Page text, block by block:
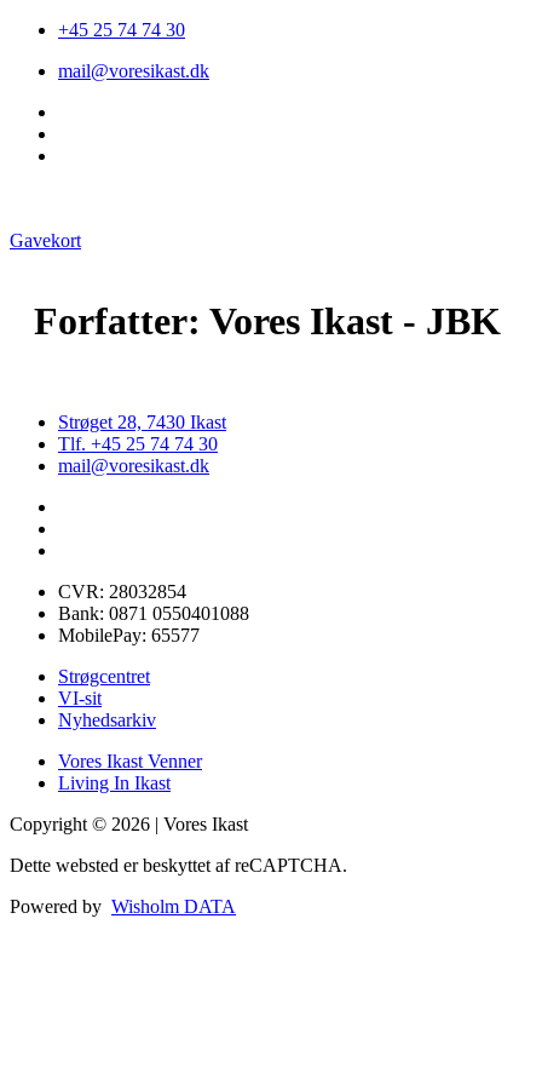
+45 25 74 74 30
mail@voresikast.dk
Gavekort
Forfatter: Vores Ikast - JBK
Strøget 28, 7430 Ikast
Tlf. +45 25 74 74 30
mail@voresikast.dk
CVR: 28032854
Bank: 0871 0550401088
MobilePay: 65577
Strøgcentret
VI-sit
Nyhedsarkiv
Vores Ikast Venner
Living In Ikast
Copyright © 2026 | Vores Ikast
Dette websted er beskyttet af reCAPTCHA.
Powered by Wisholm DATA